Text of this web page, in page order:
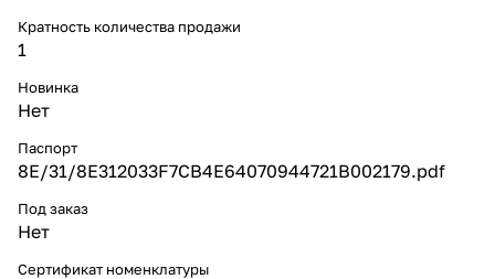
Кратность количества продажи
1
Новинка
Нет
Паспорт
8E/31/8E312033F7CB4E64070944721B002179.pdf
Под заказ
Нет
Сертификат номенклатуры